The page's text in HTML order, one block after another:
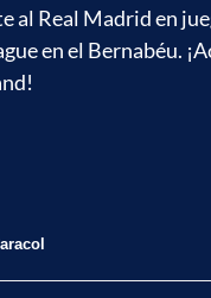
al Real Madrid en
en el Bernabéu.